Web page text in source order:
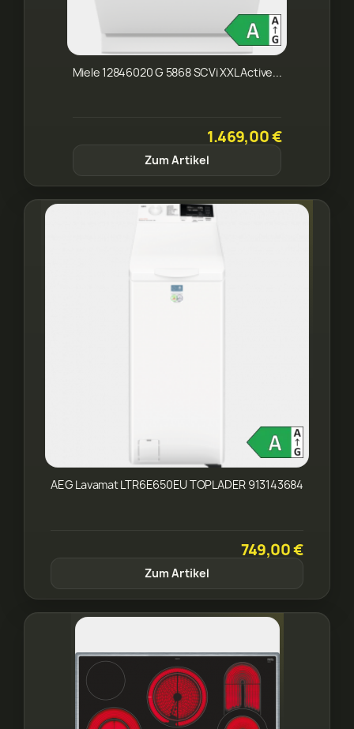
Miele 12846020 G 5868 SCVi XXL Active...
1.469,00 €
Zum Artikel
AEG Lavamat LTR6E650EU TOPLADER 913143684
749,00 €
Zum Artikel